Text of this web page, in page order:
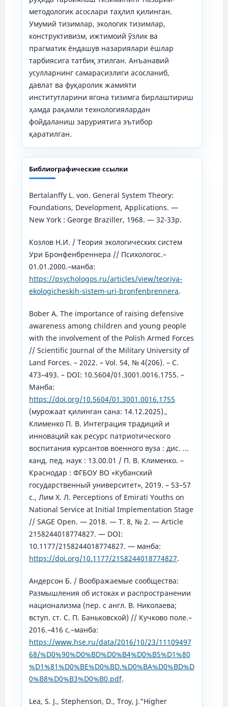
методологик асослари таҳлил қилинган.
Умумий тизимлар, экологик тизимлар,
конструктивизм, ижтимоий ўзлик ва
прагматик ёндашув назариялари ёшлар
тарбиясига татбиқ этилган. Анъанавий
усулларнинг самарасизлиги асосланиб,
давлат ва фуқаролик жамияти
институтларини ягона тизимга бирлаштириш
ҳамда рақамли технологиялардан
фойдаланиш заруриятига эътибор
қаратилган.
Библиографические ссылки
Bertalanffy L. von. General System Theory:
Foundations, Development, Applications. —
New York : George Braziller, 1968. — 32-33p.
Козлов Н.И. / Теория экологических систем
Ури Бронфенбреннера // Психологос.–
01.01.2000.–манба:
https://psychologos.ru/articles/view/teoriya-
ekologicheskih-sistem-uri-bronfenbrennera.
Bober A. The importance of raising defensive
awareness among children and young people
with the involvement of the Polish Armed Forces
// Scientific Journal of the Military University of
Land Forces. – 2022. – Vol. 54, № 4(206). – С.
473–493. – DOI: 10.5604/01.3001.0016.1755. –
Манба:
https://doi.org/10.5604/01.3001.0016.1755
(мурожаат қилинган сана: 14.12.2025).,
Клименко П. В. Интеграция традиций и
инноваций как ресурс патриотического
воспитания курсантов военного вуза : дис. ...
канд. пед. наук : 13.00.01 / П. В. Клименко. –
Краснодар : ФГБОУ ВО «Кубанский
государственный университет», 2019. – 53–57
с., Лим Х. Л. Perceptions of Emirati Youths on
National Service at Initial Implementation Stage
// SAGE Open. — 2018. — Т. 8, № 2. — Article
2158244018774827. — DOI:
10.1177/2158244018774827. — манба:
https://doi.org/10.1177/2158244018774827.
Андерсон Б. / Воображаемые сообщества:
Размышления об истоках и распространении
национализма (пер. с англ. В. Николаева;
вступ. ст. С. П. Баньковской) // Кучково поле.–
2016.–416 с.–манба:
https://www.hse.ru/data/2016/10/23/11109497
68/%D0%90%D0%BD%D0%B4%D0%B5%D1%80
%D1%81%D0%BE%D0%BD.%D0%BA%D0%BD%D
0%B8%D0%B3%D0%B0.pdf.
Lea, S. J., Stephenson, D., Troy, J.“Higher